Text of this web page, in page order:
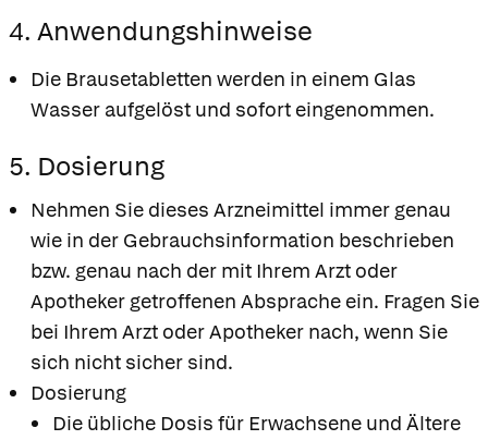
4. Anwendungshinweise
Die Brausetabletten werden in einem Glas
Wasser aufgelöst und sofort eingenommen.
5. Dosierung
Nehmen Sie dieses Arzneimittel immer genau
wie in der Gebrauchsinformation beschrieben
bzw. genau nach der mit Ihrem Arzt oder
Apotheker getroffenen Absprache ein. Fragen Sie
bei Ihrem Arzt oder Apotheker nach, wenn Sie
sich nicht sicher sind.
Dosierung
Die übliche Dosis für Erwachsene und Ältere